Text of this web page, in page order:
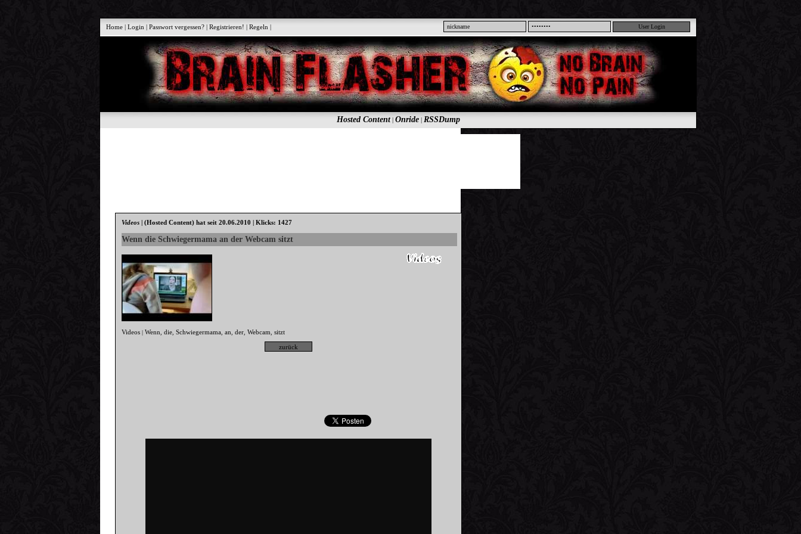
Home |Login |Passwort vergessen? |Registrieren! |Regeln |
Hosted Content| Onride| RSSDump
Videos |(Hosted Content) hat seit 20.06.2010 | Klicks: 1427
Wenn die Schwiegermama an der Webcam sitzt
Videos |Wenn ,die ,Schwiegermama ,an ,der ,Webcam ,sitzt